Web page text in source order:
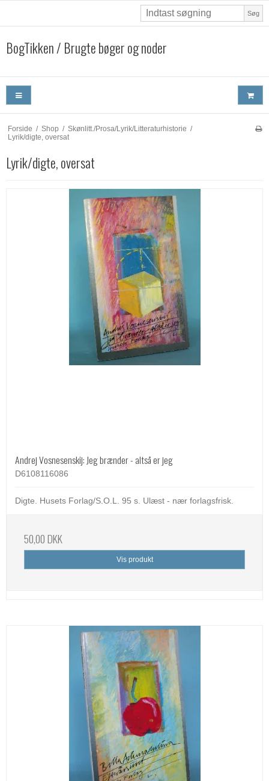
Søg
BogTikken / Brugte bøger og noder
Forside / Shop / Skønlitt./Prosa/Lyrik/Litteraturhistorie /
Lyrik/digte, oversat
Lyrik/digte, oversat
Andrej Vosnesenskij: Jeg brænder - altså er jeg
D6108116086
Digte. Husets Forlag/S.O.L. 95 s. Ulæst - nær forlagsfrisk.
50,00 DKK
Vis produkt